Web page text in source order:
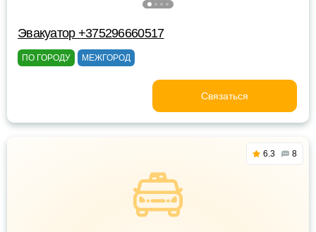
Эвакуатор +375296660517
ПО ГОРОДУ МЕЖГОРОД
Связаться
6.3 8